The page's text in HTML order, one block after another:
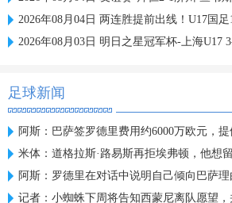
2026年08月04日 两连胜提前出线！U17国足1-0毕巴
2026年08月03日 明日之星冠军杯-上海U17 3-3
足球新闻
阿斯：巴萨签罗德里费用约6000万欧元，
米体：道格拉斯·路易斯再拒埃弗顿，他想
阿斯：罗德里在对话中说明自己倾向巴萨理由
记者：小蜘蛛下周将告知西蒙尼离队愿望